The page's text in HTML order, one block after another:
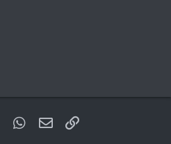
PinterestWhatsApp
E-posta